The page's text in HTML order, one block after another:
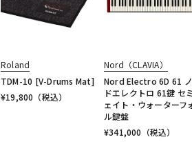
Roland
TDM-10 [V-Drums Mat]
¥19,800 （税込）
Nord（CLAVIA）
Nord Electro 6D 61
ドエレクトロ 61鍵 セ
ェイト・ウォーターフ
ル鍵盤
¥341,000 （税込）